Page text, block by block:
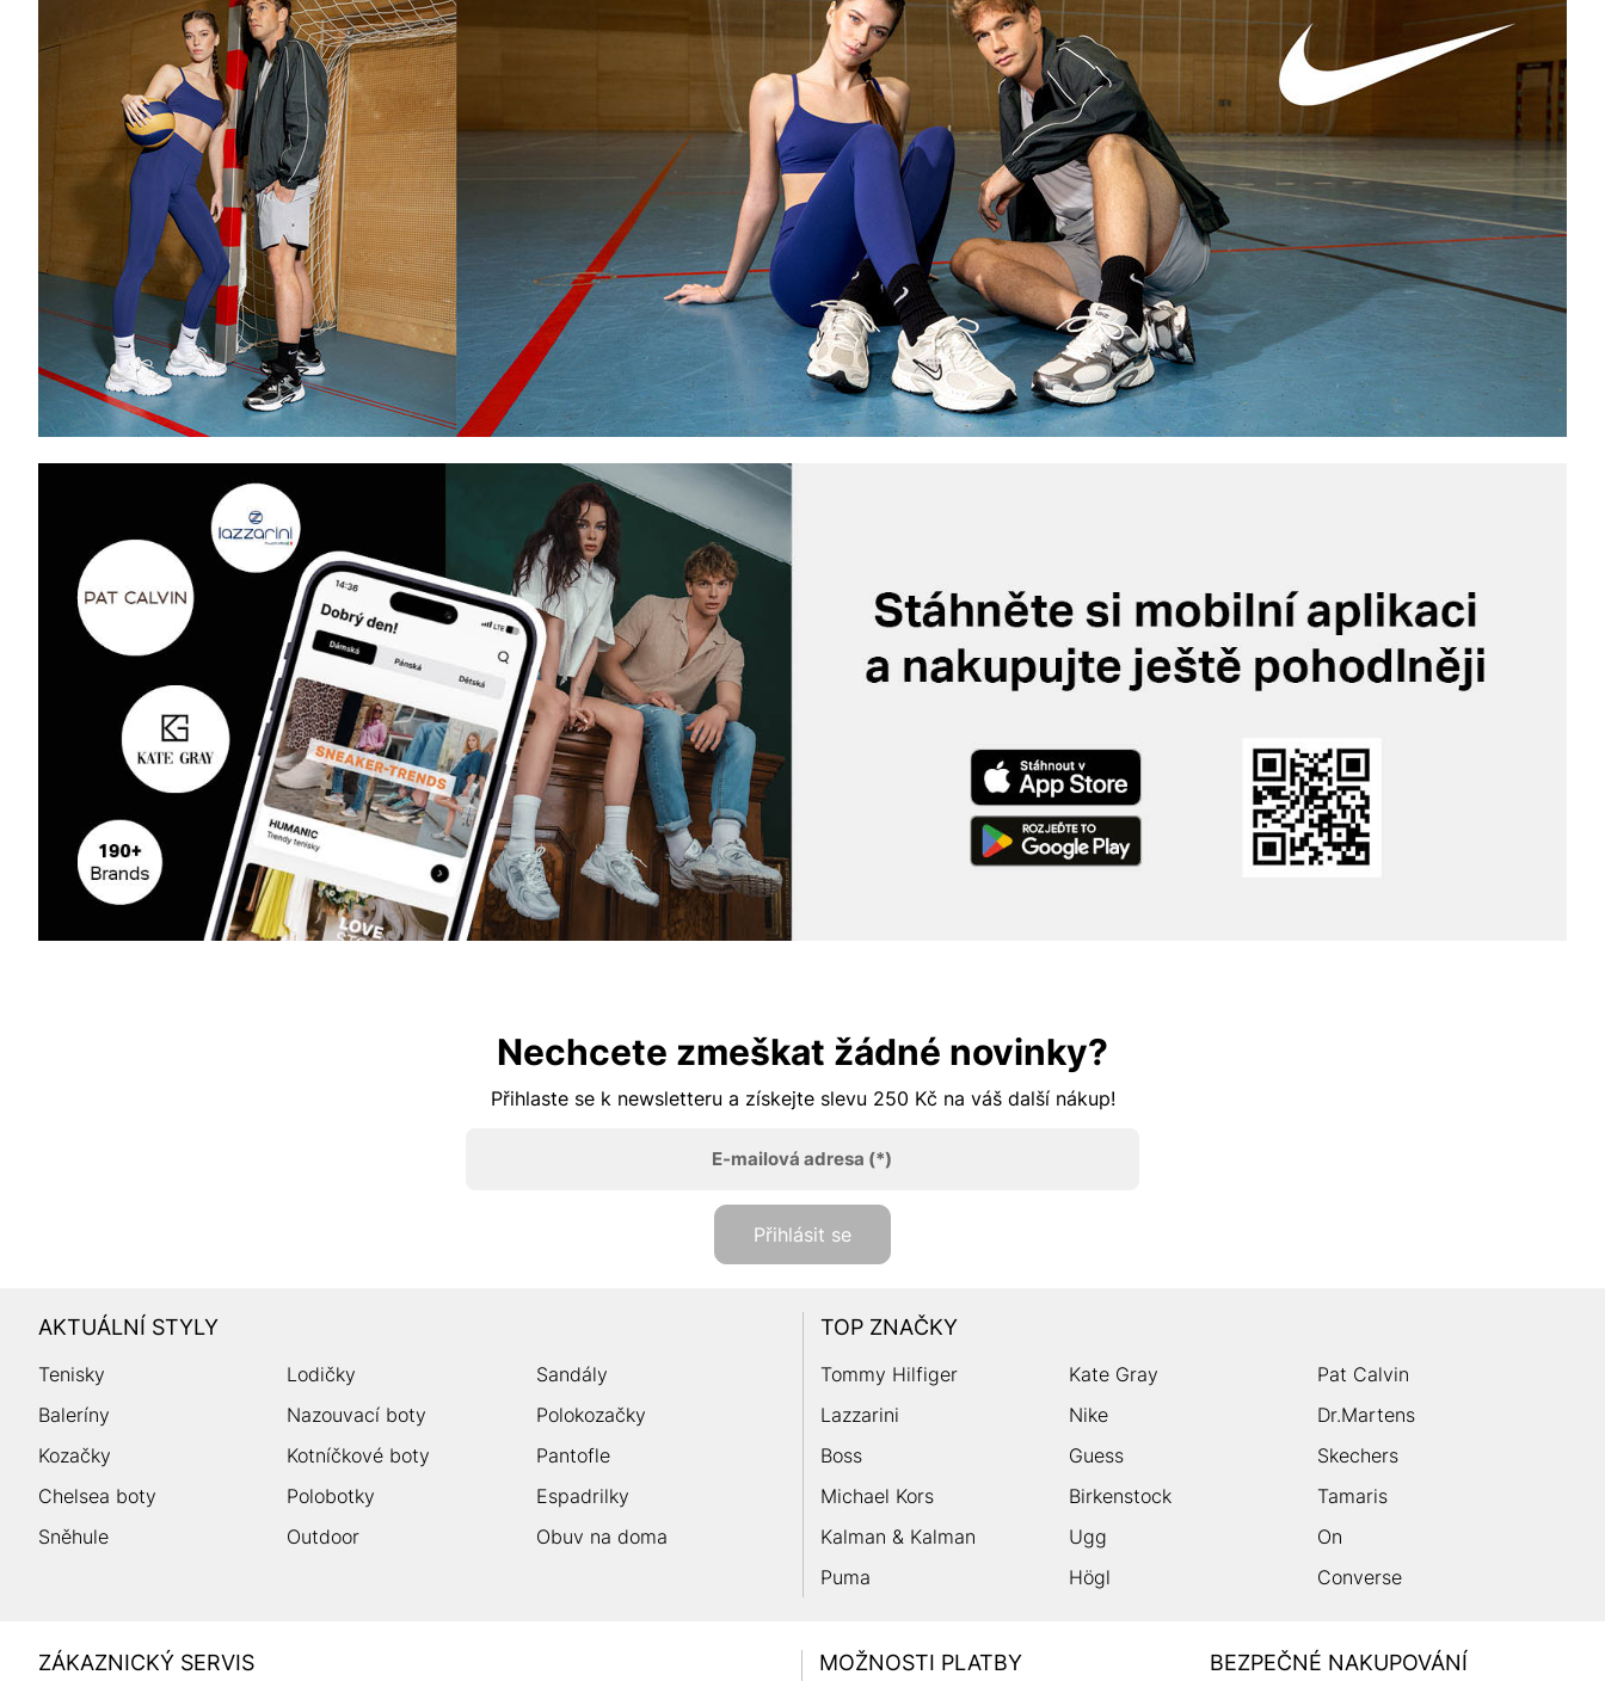
Nechcete zmeškat žádné novinky?
Přihlaste se k newsletteru a získejte slevu 250 Kč na váš další nákup!
E-mailová adresa (*)
Přihlásit se
AKTUÁLNÍ STYLY
Tenisky Lodičky
Sandály
Baleríny
Nazouvací boty
Polokozačky
Kozačky
Kotníčkové boty
Pantofle
Chelsea boty
Polobotky
Espadrilky
Sněhule
Outdoor Obuv na doma
TOP ZNAČKY
Tommy Hilfiger Kate Gray
Pat Calvin
Lazzarini
Nike
Dr.Martens
Boss
Guess
Skechers
Michael Kors
Birkenstock
Tamaris
Kalman & Kalman
Ugg
On
Puma
Högl Converse
HUMANIC
ZÁKAZNICKÝ SERVIS MOŽNOSTI PLATBY BEZPEČNÉ NAKUPOVÁNÍ